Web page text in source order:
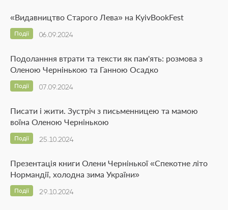
«Видавництво Старого Лева» на KyivBookFest
06.09.2024
Події
Подоланння втрати та тексти як пам'ять: розмова з
Оленою Чернінькою та Ганною Осадко
07.09.2024
Події
Писати і жити. Зустріч з письменницею та мамою
воїна Оленою Чернінькою
25.10.2024
Події
Презентація книги Олени Чернінької «Спекотне літо
Нормандії, холодна зима України»
29.10.2024
Події